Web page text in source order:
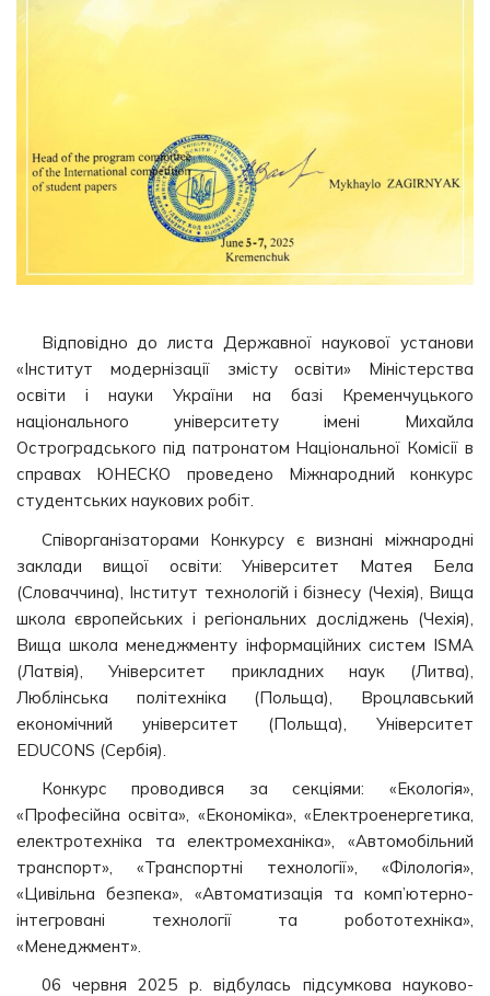
Відповідно до листа Державної наукової установи
«Інститут модернізації змісту освіти» Міністерства
освіти і науки України на базі Кременчуцького
національного університету імені Михайла
Остроградського під патронатом Національної Комісії в
справах ЮНЕСКО проведено Міжнародний конкурс
студентських наукових робіт.
Співорганізаторами Конкурсу є визнані міжнародні
заклади вищої освіти: Університет Матея Бела
(Словаччина), Інститут технологій і бізнесу (Чехія), Вища
школа європейських і регіональних досліджень (Чехія),
Вища школа менеджменту інформаційних систем ISMA
(Латвія), Університет прикладних наук (Литва),
Люблінська політехніка (Польща), Вроцлавський
економічний університет (Польща), Університет
EDUCONS (Сербія).
Конкурс проводився за секціями: «Екологія»,
«Професійна освіта», «Економіка», «Електроенергетика,
електротехніка та електромеханіка», «Автомобільний
транспорт», «Транспортні технології», «Філологія»,
«Цивільна безпека», «Автоматизація та комп’ютерно-
інтегровані технології та робототехніка»,
«Менеджмент».
06 червня 2025 р. відбулась підсумкова науково-